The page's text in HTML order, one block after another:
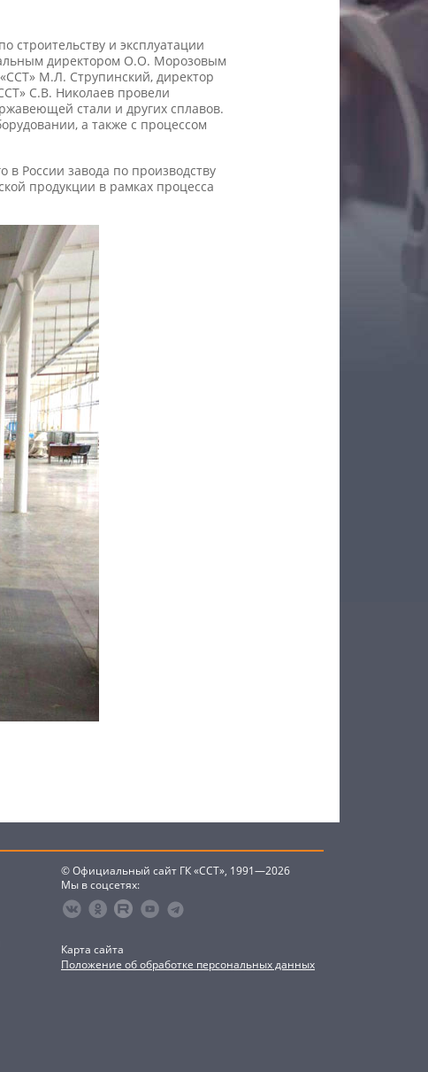
строительству и эксплуатации
директором О.О. Морозовым
М.Л. Струпинский, директор
С.В. Николаев провели
стали и других сплавов.
а также с процессом
России завода по производству
продукции в рамках процесса
© Официальный сайт ГК «ССТ», 1991—2026
Мы в соцсетях:
Карта сайта
Положение об обработке персональных данных